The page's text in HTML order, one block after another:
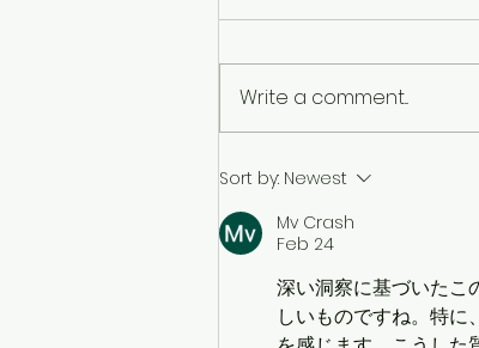
【12/3開催】リポタンパ
(a)講演会
会
Write a comment...
Sort by: Newest
Mv Crash
Feb 24
深い洞察に基づいたこ
しいものですね。特